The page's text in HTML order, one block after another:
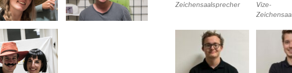
Zeichensaalsprecher
Vize-